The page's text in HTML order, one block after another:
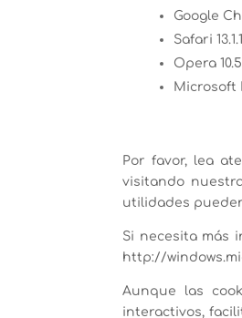
Google
Safari
Opera
Microsoft
Por favor, lea
visitando
utilidades
Si necesita más
http://
Aunque las
interactivos,